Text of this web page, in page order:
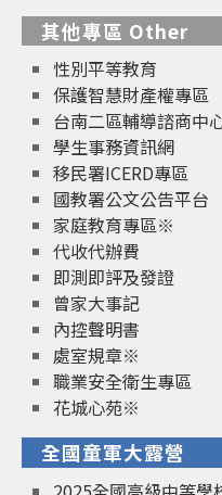
其他專區 Other
性別平等教育
保護智慧財產權專區
台南二區輔導諮商中
學生事務資訊網
移民署ICERD專區
國教署公文公告平台
家庭教育專區※
代收代辦費
即測即評及發證
曾家大事記
內控聲明書
處室規章※
職業安全衛生專區
花城心苑※
全國童軍大露營